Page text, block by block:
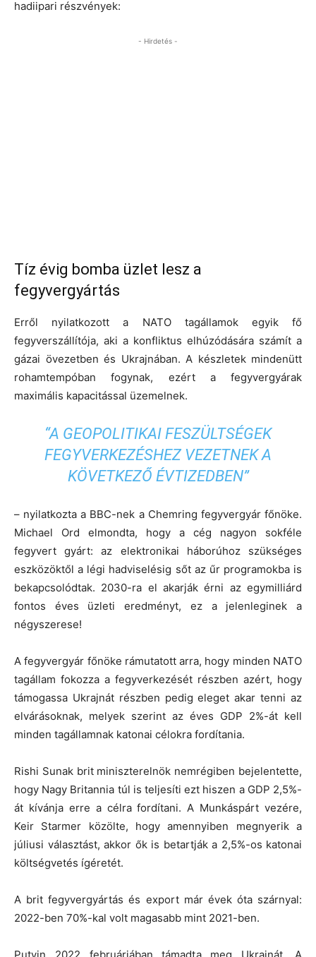
hadiipari részvények:
- Hirdetés -
Tíz évig bomba üzlet lesz a
fegyvergyártás
Erről nyilatkozott a NATO tagállamok egyik fő
fegyverszállítója, aki a konfliktus elhúzódására számít a
gázai övezetben és Ukrajnában. A készletek mindenütt
rohamtempóban fogynak, ezért a fegyvergyárak
maximális kapacitással üzemelnek.
“A GEOPOLITIKAI FESZÜLTSÉGEK
FEGYVERKEZÉSHEZ VEZETNEK A
KÖVETKEZŐ ÉVTIZEDBEN”
– nyilatkozta a BBC-nek a Chemring fegyvergyár főnöke.
Michael Ord elmondta, hogy a cég nagyon sokféle
fegyvert gyárt: az elektronikai háborúhoz szükséges
eszközöktől a légi hadviselésig sőt az űr programokba is
bekapcsolódtak. 2030-ra el akarják érni az egymilliárd
fontos éves üzleti eredményt, ez a jelenleginek a
négyszerese!
A fegyvergyár főnöke rámutatott arra, hogy minden NATO
tagállam fokozza a fegyverkezését részben azért, hogy
támogassa Ukrajnát részben pedig eleget akar tenni az
elvárásoknak, melyek szerint az éves GDP 2%-át kell
minden tagállamnak katonai célokra fordítania.
Rishi Sunak brit miniszterelnök nemrégiben bejelentette,
hogy Nagy Britannia túl is teljesíti ezt hiszen a GDP 2,5%-
át kívánja erre a célra fordítani. A Munkáspárt vezére,
Keir Starmer közölte, hogy amennyiben megnyerik a
júliusi választást, akkor ők is betartják a 2,5%-os katonai
költségvetés ígéretét.
A brit fegyvergyártás és export már évek óta szárnyal:
2022-ben 70%-kal volt magasabb mint 2021-ben.